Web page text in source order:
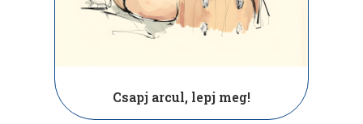
Csapj arcul, lepj meg!